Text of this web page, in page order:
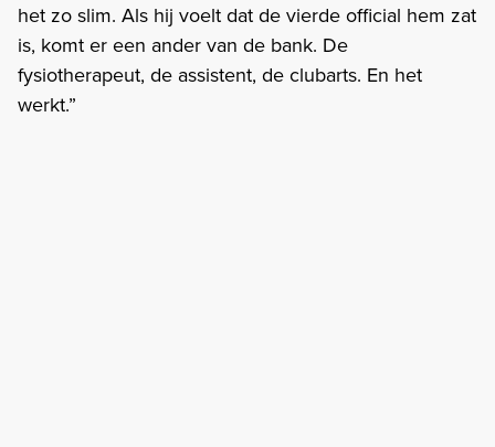
het zo slim. Als hij voelt dat de vierde official hem zat
is, komt er een ander van de bank. De
fysiotherapeut, de assistent, de clubarts. En het
werkt.”